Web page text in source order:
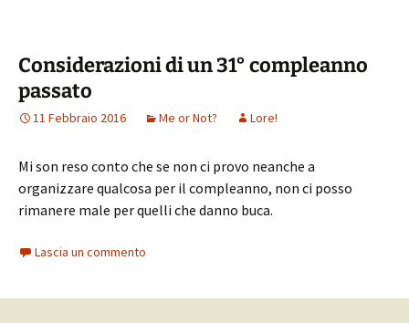
Considerazioni di un 31° compleanno
passato
11 Febbraio 2016 Me or Not? Lore!
Mi son reso conto che se non ci provo neanche a
organizzare qualcosa per il compleanno, non ci posso
rimanere male per quelli che danno buca.
Lascia un commento